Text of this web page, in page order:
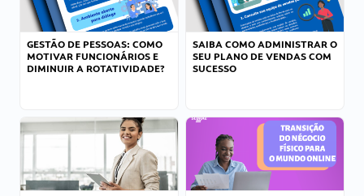
GESTÃO DE PESSOAS: COMO
MOTIVAR FUNCIONÁRIOS E
DIMINUIR A ROTATIVIDADE?
SAIBA COMO ADMINISTRAR O
SEU PLANO DE VENDAS COM
SUCESSO